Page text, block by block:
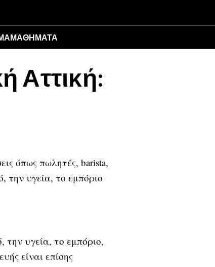
ΜΑΘΉΜΑΤΑ
Αττική:
όπως πωλητές, barista,
την υγεία, το εμπόριο
την υγεία, το εμπόριο,
είναι επίσης